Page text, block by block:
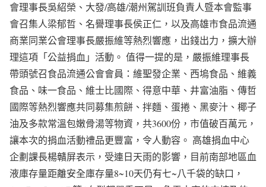
會理事長吳紹榮、大發/高雄/潮州駕訓班負責人暨本會監事
會召集人梁郁哲、名譽理事長侯正仁，以及高雄市食品流通
商業同業公會理事長嚴振維等熱烈響應，出錢出力，擴大辦
理這項「公益捐血」活動。 值得一提的是，嚴振維理事長
帶頭號召食品流通公會會員：維聖發企業、西塢食品、維義
食品、味一食品、維士比國際、得意中華、井富油脂、傳哲
國際等熱烈響應共同募集煎餅、拌麵、蛋捲、黑麥汁、椰子
油及多款常溫包嫩骨湯等物資，共3600份，市值破百萬元，
讓本次的捐血活動禮品更豐富，令人動容。 高雄捐血中心
企劃課長楊贛屏表示，受連日天雨的影響，目前南部地區血
液庫存量距離安全庫存量8~10天仍有七~八千袋的缺口，